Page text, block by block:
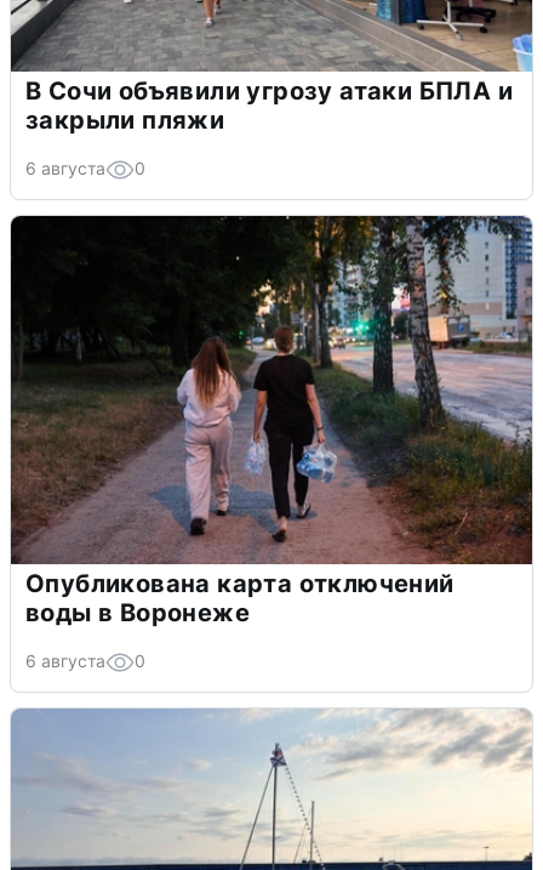
В Сочи объявили угрозу атаки БПЛА и
закрыли пляжи
6 августа 0
Опубликована карта отключений
воды в Воронеже
6 августа 0